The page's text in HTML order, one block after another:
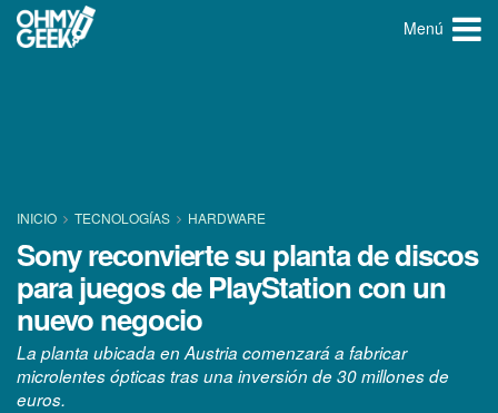
Menú
INICIO TECNOLOGÍ­AS HARDWARE
Sony reconvierte su planta de discos
para juegos de PlayStation con un
nuevo negocio
La planta ubicada en Austria comenzará a fabricar
microlentes ópticas tras una inversión de 30 millones de
euros.